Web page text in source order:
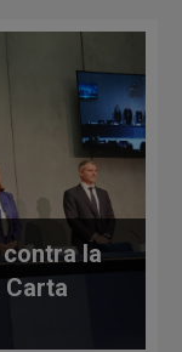
contra la
Carta